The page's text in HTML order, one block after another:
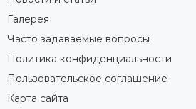
например, граммы, караты или
адаптировать весы под разные
использования. Кроме того,
весов до 1 кг имеют возможность
автоматического подсчета
упрощает процесс работы.
Галерея
Часто задаваемые вопросы
Политика конфиденциальности
Пользовательское соглашение
Карта сайта